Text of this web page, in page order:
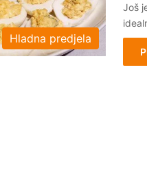
Hladna predjela
Još